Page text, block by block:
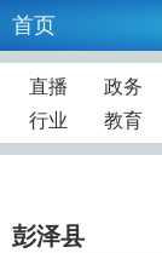
首页
直播 政务
行业
教育
彭泽县